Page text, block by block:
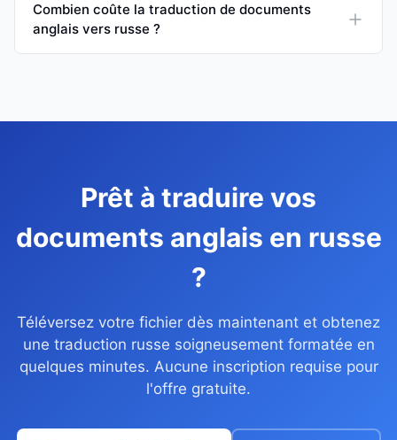
Combien coûte la traduction de documents
anglais vers russe ?
Prêt à traduire vos
documents anglais en russe
?
Téléversez votre fichier dès maintenant et obtenez
une traduction russe soigneusement formatée en
quelques minutes. Aucune inscription requise pour
l'offre gratuite.